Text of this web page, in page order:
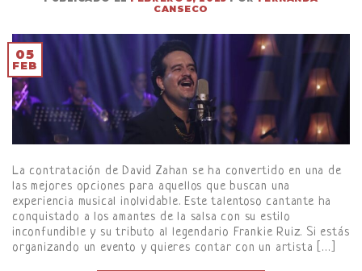
CANSECO
05
FEB
La contratación de David Zahan se ha convertido en una de
las mejores opciones para aquellos que buscan una
experiencia musical inolvidable. Este talentoso cantante ha
conquistado a los amantes de la salsa con su estilo
inconfundible y su tributo al legendario Frankie Ruiz. Si estás
organizando un evento y quieres contar con un artista […]